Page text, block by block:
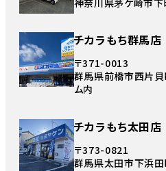
チカラもち群馬店
〒371-0013
群馬県前橋市西片貝
ム内
チカラもち太田店
〒373-0821
群馬県太田市下浜